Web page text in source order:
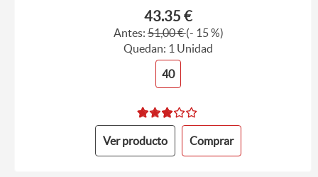
43.35 €
Antes:51,00 €(- 15 %)
Quedan: 1 Unidad
40
Ver producto Comprar